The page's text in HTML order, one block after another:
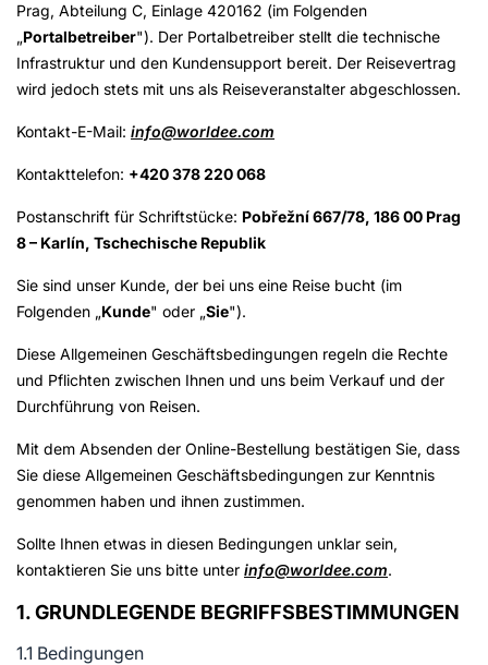
Prag, Abteilung C, Einlage 420162 (im Folgenden
„Portalbetreiber"). Der Portalbetreiber stellt die technische
Infrastruktur und den Kundensupport bereit. Der Reisevertrag
wird jedoch stets mit uns als Reiseveranstalter abgeschlossen.
Kontakt-E-Mail: info@worldee.com
Kontakttelefon: +420 378 220 068
Postanschrift für Schriftstücke: Pobřežní 667/78, 186 00 Prag
8 – Karlín, Tschechische Republik
Sie sind unser Kunde, der bei uns eine Reise bucht (im
Folgenden „Kunde" oder „Sie").
Diese Allgemeinen Geschäftsbedingungen regeln die Rechte
und Pflichten zwischen Ihnen und uns beim Verkauf und der
Durchführung von Reisen.
Mit dem Absenden der Online-Bestellung bestätigen Sie, dass
Sie diese Allgemeinen Geschäftsbedingungen zur Kenntnis
genommen haben und ihnen zustimmen.
Sollte Ihnen etwas in diesen Bedingungen unklar sein,
kontaktieren Sie uns bitte unter info@worldee.com.
1. GRUNDLEGENDE BEGRIFFSBESTIMMUNGEN
1.1 Bedingungen